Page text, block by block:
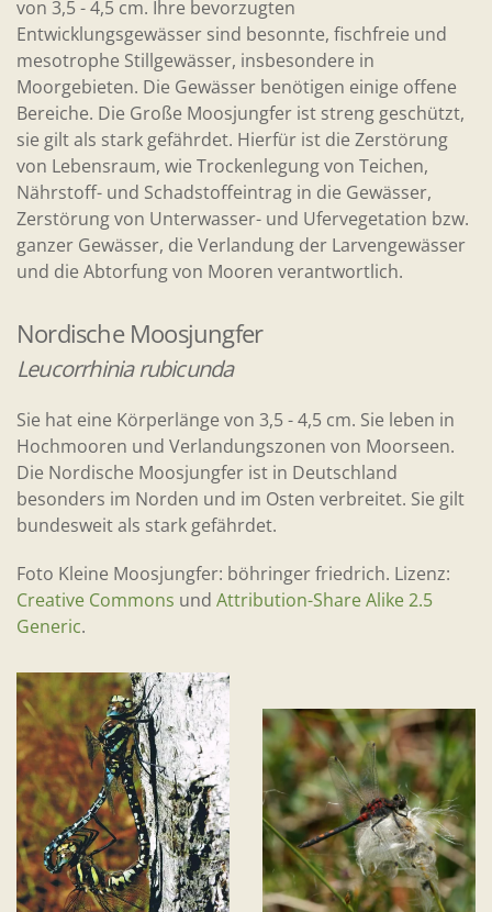
von 3,5 - 4,5 cm. Ihre bevorzugten
Entwicklungsgewässer sind besonnte, fischfreie und
mesotrophe Stillgewässer, insbesondere in
Moorgebieten. Die Gewässer benötigen einige offene
Bereiche. Die Große Moosjungfer ist streng geschützt,
sie gilt als stark gefährdet. Hierfür ist die Zerstörung
von Lebensraum, wie Trockenlegung von Teichen,
Nährstoff- und Schadstoffeintrag in die Gewässer,
Zerstörung von Unterwasser- und Ufervegetation bzw.
ganzer Gewässer, die Verlandung der Larvengewässer
und die Abtorfung von Mooren verantwortlich.
Nordische Moosjungfer
Leucorrhinia rubicunda
Sie hat eine Körperlänge von 3,5 - 4,5 cm. Sie leben in
Hochmooren und Verlandungszonen von Moorseen.
Die Nordische Moosjungfer ist in Deutschland
besonders im Norden und im Osten verbreitet. Sie gilt
bundesweit als stark gefährdet.
Foto Kleine Moosjungfer: böhringer friedrich. Lizenz:
Creative Commons und Attribution-Share Alike 2.5
Generic.